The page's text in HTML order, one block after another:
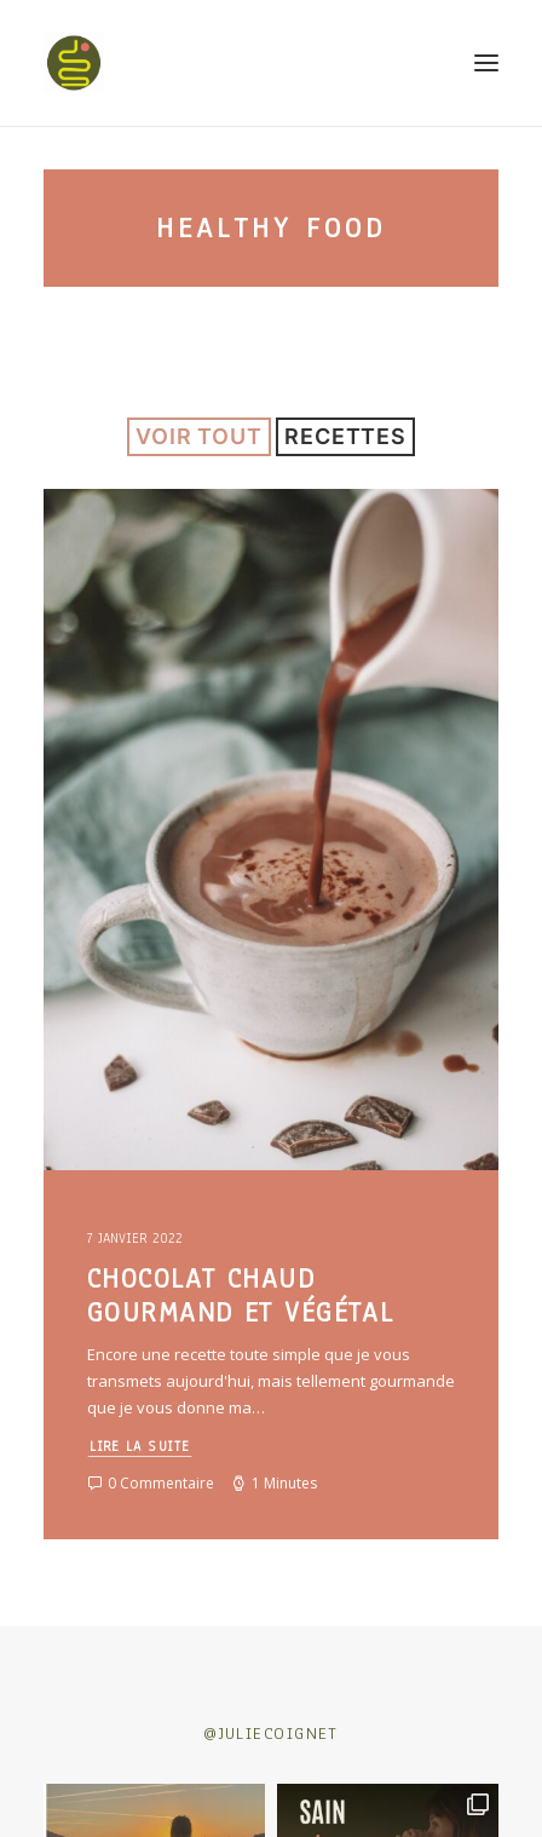
PROGRAMME HAPPY BELLY
podcast kinoa
ARTICLES
faire le quiz
Recherche
Panier
HEALTHY FOOD
VOIR TOUT RECETTES
7 JANVIER 2022
CHOCOLAT CHAUD
GOURMAND ET VÉGÉTAL
Encore une recette toute simple que je vous
transmets aujourd'hui, mais tellement gourmande
que je vous donne ma…
LIRE LA SUITE
0 Commentaire 1 Minutes
@JULIECOIGNET